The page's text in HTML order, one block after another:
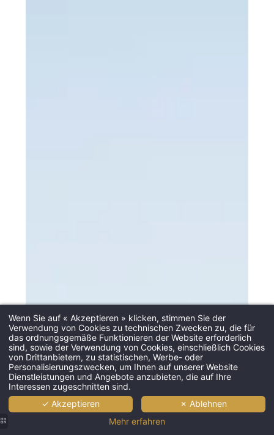
Wenn Sie auf « Akzeptieren » klicken, stimmen Sie der
Verwendung von Cookies zu technischen Zwecken zu, die für
das ordnungsgemäße Funktionieren der Website erforderlich
sind, sowie der Verwendung von Cookies, einschließlich Cookies
von Drittanbietern, zu statistischen, Werbe- oder
Personalisierungszwecken, um Ihnen auf unserer Website
Dienstleistungen und Angebote anzubieten, die auf Ihre
Interessen zugeschnitten sind.
✓ Akzeptieren
✗ Ablehnen
Mehr erfahren